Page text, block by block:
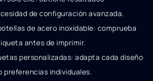
de configuración avanzada.
de acero inoxidable: comprueba
antes de imprimir.
personalizadas: adapta cada diseño
preferencias individuales.